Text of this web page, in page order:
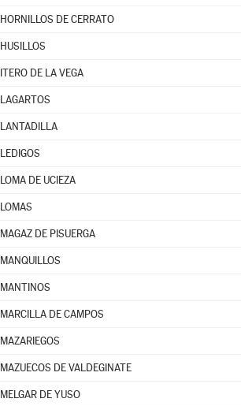
HORNILLOS DE CERRATO
HUSILLOS
ITERO DE LA VEGA
LAGARTOS
LANTADILLA
LEDIGOS
LOMA DE UCIEZA
LOMAS
MAGAZ DE PISUERGA
MANQUILLOS
MANTINOS
MARCILLA DE CAMPOS
MAZARIEGOS
MAZUECOS DE VALDEGINATE
MELGAR DE YUSO